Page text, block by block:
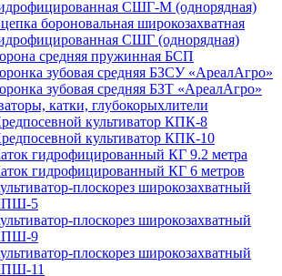
СШГ-М (однорядная)
бороновальная широкозахватная
СШГ (однорядная)
средняя пружинная БСП
зубовая средняя БЗСУ «АреалАгро»
зубовая средняя БЗТ «АреалАгро»
катки, глубокорыхлители
культиватор КПК-8
культиватор КПК-10
гидрофицированный КГ 9.2 метра
гидрофицированный КГ 6 метров
плоскорез широкозахватный
5
плоскорез широкозахватный
9
плоскорез широкозахватный
11